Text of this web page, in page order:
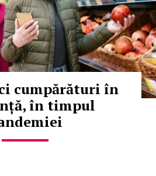
cumpărături în
în timpul